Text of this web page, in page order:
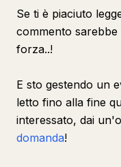
Se ti è piaciuto
commento
forza..!
E sto gestendo un
letto fino alla fine
interessato, dai
domanda!